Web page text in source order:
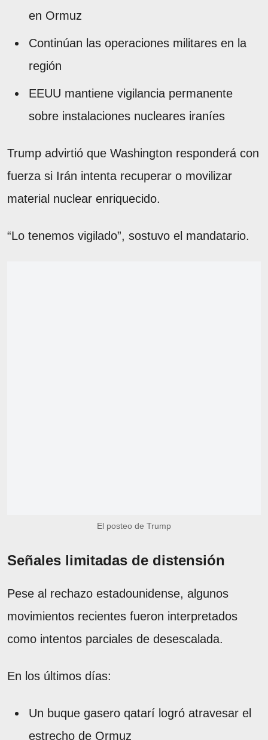
en Ormuz
Continúan las operaciones militares en la
región
EEUU mantiene vigilancia permanente
sobre instalaciones nucleares iraníes
Trump advirtió que Washington responderá con
fuerza si Irán intenta recuperar o movilizar
material nuclear enriquecido.
“Lo tenemos vigilado”, sostuvo el mandatario.
El posteo de Trump
Señales limitadas de distensión
Pese al rechazo estadounidense, algunos
movimientos recientes fueron interpretados
como intentos parciales de desescalada.
En los últimos días:
Un buque gasero qatarí logró atravesar el
estrecho de Ormuz